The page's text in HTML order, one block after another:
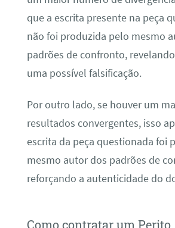
que a escrita presente na peça
não foi produzida pelo mesmo
padrões de confronto,
uma possível falsificação.
Por outro lado, se houver um
resultados convergentes, isso
escrita da peça questionada foi
mesmo autor dos padrões de
reforçando a autenticidade do
Como contratar um Perito